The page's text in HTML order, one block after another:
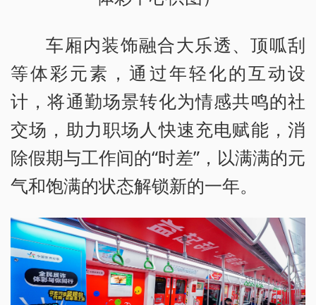
车厢内装饰融合大乐透、顶呱刮
等体彩元素，通过年轻化的互动设
计，将通勤场景转化为情感共鸣的社
交场，助力职场人快速充电赋能，消
除假期与工作间的“时差”，以满满的元
气和饱满的状态解锁新的一年。